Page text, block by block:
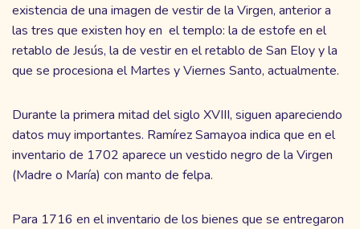
existencia de una imagen de vestir de la Virgen, anterior a
las tres que existen hoy en el templo: la de estofe en el
retablo de Jesús, la de vestir en el retablo de San Eloy y la
que se procesiona el Martes y Viernes Santo, actualmente.
Durante la primera mitad del siglo XVIII, siguen apareciendo
datos muy importantes. Ramírez Samayoa indica que en el
inventario de 1702 aparece un vestido negro de la Virgen
(Madre o María) con manto de felpa.
Para 1716 en el inventario de los bienes que se entregaron